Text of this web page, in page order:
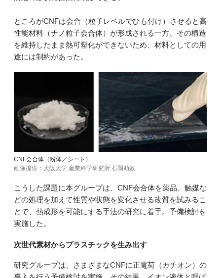
ところがCNFは会合（粒子レベルでひも付け）させると高
性能材料（ナノ粒子会合体）が形成される一方、その構造
を維持したまま熱可塑化ができないため、材料としての用
途には制約があった。
CNF会合体（粉体／シート）
画像提供：大阪大学 産業科学研究所 石岡助教
こうした課題に本グループは、CNF会合体を薬品、触媒な
どの処理を加えて性質や状態を変化させる改質を試みるこ
とで、熱成形を可能にする手法の研究に着手。予備検討を
実施した。
次世代素材からプラスチックを生み出す
研究グループは、さまざまなCNFに正電荷（カチオン）の